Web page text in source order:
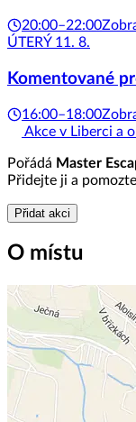
20:00–22:00
ÚTERÝ 11. 8.
Komentované
16:00–18:00
Akce v Liberci a
Pořádá Master
Přidejte ji a
Přidat akci
O místu